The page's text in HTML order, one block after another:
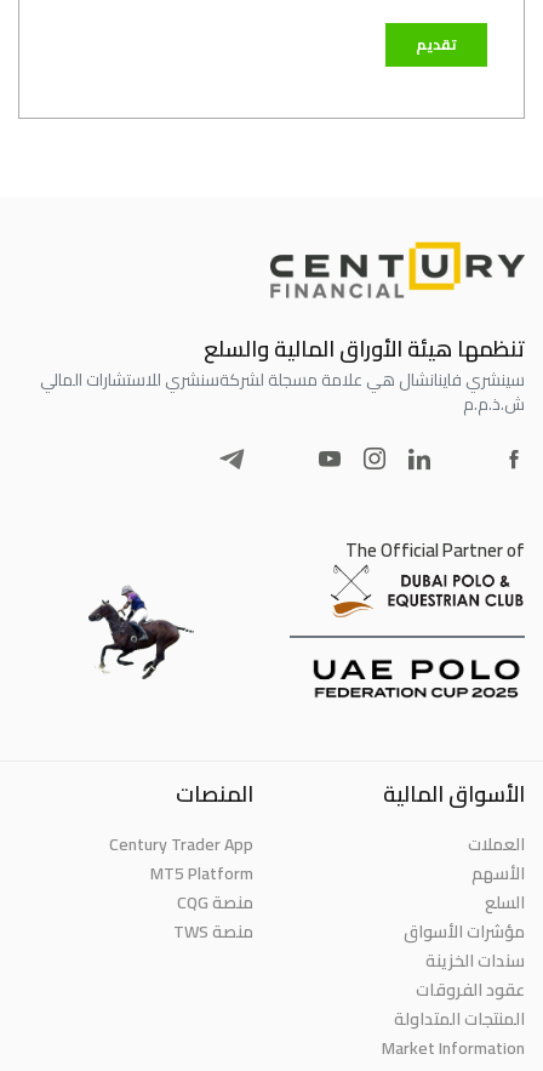
تنظمها هيئة الأوراق المالية والسلع
سينشري فاينانشال هي علامة مسجلة لشركةسنشري للاستشارات المالي
ش.ذ.م.م
The Official Partner of
الأسواق المالية
العملات
الأسهم
السلع
مؤشرات الأسواق
سندات الخزينة
عقود الفروقات
المنتجات المتداولة
Market Information
المنصات
Century Trader App
MT5 Platform
منصة CQG
منصة TWS